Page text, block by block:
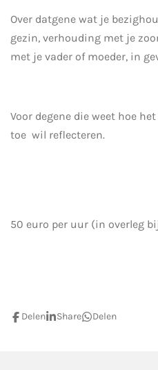
Over datgene wat je
gezin, verhouding met je
met je vader of moeder, in
Voor degene die weet hoe
toe wil reflecteren.
50 euro per uur (in overleg
Delen Share Delen